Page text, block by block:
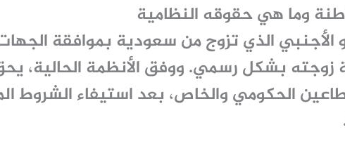
وما هي حقوقه النظامية
الأجنبي الذي تزوج من سعودية بموافقة
زوجته بشكل رسمي. ووفق الأنظمة الحالية،
الحكومي والخاص، بعد استيفاء الشروط